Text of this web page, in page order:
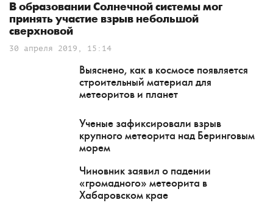
В образовании Солнечной системы мог
принять участие взрыв небольшой
сверхновой
30 апреля 2019, 15:14
Выяснено, как в космосе появляется
строительный материал для
метеоритов и планет
Ученые зафиксировали взрыв
крупного метеорита над Беринговым
морем
Чиновник заявил о падении
«громадного» метеорита в
Хабаровском крае